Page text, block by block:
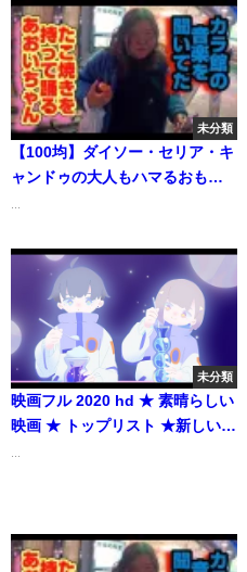
未分類
【100均】ダイソー・セリア・キ
ャンドゥの大人もハマるおもち
未分類
映画フル 2020 hd ★ 素晴らしい
映画 ★ トップリスト ★新しいア